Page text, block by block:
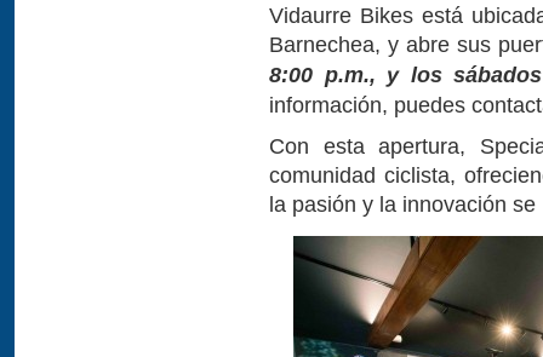
Vidaurre Bikes está
Barnechea, y abre sus
8:00 p.m., y los
información, puedes
Con esta apertura,
comunidad ciclista,
la pasión y la innovación